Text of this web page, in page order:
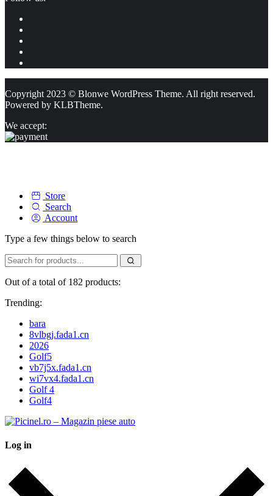
Copyright 2023 © Blonwe WordPress Theme. All right reserved.
Powered by KLBTheme.
We accept:
Store
Search
Account
Type a few things below to search
Out of a total of 182 products:
Trending:
bara
8vlbgj.fada1.cn
2026
Golf5
vb7j5x.fada1.cn
wi7vx4.fada1.cn
Golf 4
Golf4
Log in